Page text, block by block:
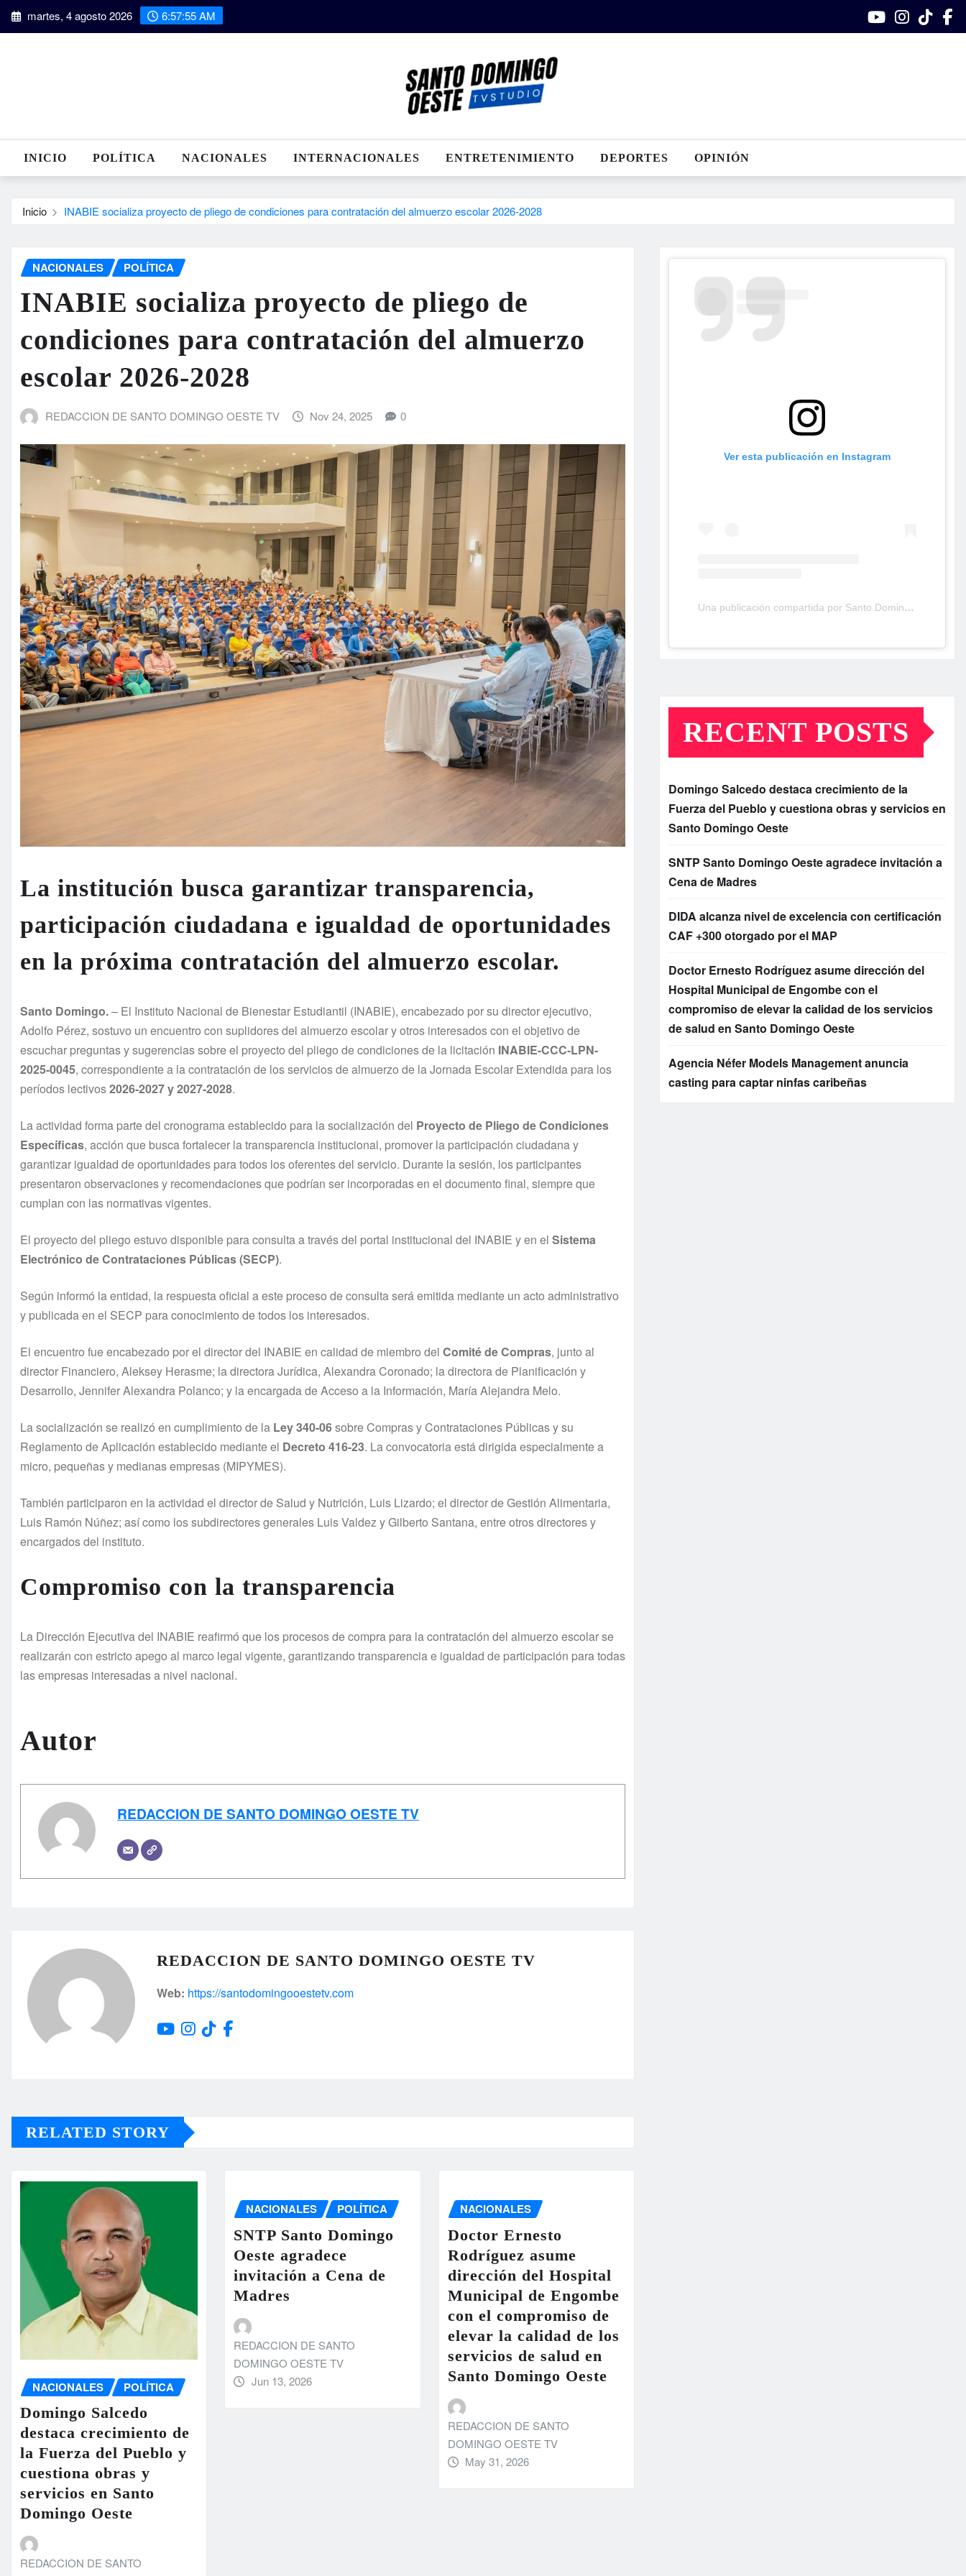
Saltar martes, 4 agosto 2026 6:57:56 AM
INICIO POLÍTICA NACIONALES INTERNACIONALES ENTRETENIMIENTO DEPORTES OPINIÓN
Inicio INABIE socializa proyecto de pliego de condiciones para contratación del almuerzo escolar 2026-2028
NACIONALES POLÍTICA
INABIE socializa proyecto de pliego de
condiciones para contratación del almuerzo
escolar 2026-2028
REDACCION DE SANTO DOMINGO OESTE TV Nov 24, 2025 0
La institución busca garantizar transparencia,
participación ciudadana e igualdad de oportunidades
en la próxima contratación del almuerzo escolar.
Santo Domingo.– El Instituto Nacional de Bienestar Estudiantil (INABIE), encabezado por su director ejecutivo,
Adolfo Pérez, sostuvo un encuentro con suplidores del almuerzo escolar y otros interesados con el objetivo de
escuchar preguntas y sugerencias sobre el proyecto del pliego de condiciones de la licitación INABIE-CCC-LPN-
2025-0045, correspondiente a la contratación de los servicios de almuerzo de la Jornada Escolar Extendida para los
períodos lectivos2026-2027 y 2027-2028.
La actividad forma parte del cronograma establecido para la socialización del Proyecto de Pliego de Condiciones
Específicas, acción que busca fortalecer la transparencia institucional, promover la participación ciudadana y
garantizar igualdad de oportunidades para todos los oferentes del servicio. Durante la sesión, los participantes
presentaron observaciones y recomendaciones que podrían ser incorporadas en el documento final, siempre que
cumplan con las normativas vigentes.
El proyecto del pliego estuvo disponible para consulta a través del portal institucional del INABIE y en el Sistema
Electrónico de Contrataciones Públicas (SECP).
Según informó la entidad, la respuesta oficial a este proceso de consulta será emitida mediante un acto administrativo
y publicada en el SECP para conocimiento de todos los interesados.
El encuentro fue encabezado por el director del INABIE en calidad de miembro del Comité de Compras, junto al
director Financiero, Aleksey Herasme; la directora Jurídica, Alexandra Coronado; la directora de Planificación y
Desarrollo, Jennifer Alexandra Polanco; y la encargada de Acceso a la Información, María Alejandra Melo.
La socialización se realizó en cumplimiento de la Ley 340-06sobre Compras y Contrataciones Públicas y su
Reglamento de Aplicación establecido mediante el Decreto 416-23. La convocatoria está dirigida especialmente a
micro, pequeñas y medianas empresas (MIPYMES).
También participaron en la actividad el director de Salud y Nutrición, Luis Lizardo; el director de Gestión Alimentaria,
Luis Ramón Núñez; así como los subdirectores generales Luis Valdez y Gilberto Santana, entre otros directores y
encargados del instituto.
Compromiso con la transparencia
La Dirección Ejecutiva del INABIE reafirmó que los procesos de compra para la contratación del almuerzo escolar se
realizarán con estricto apego al marco legal vigente, garantizando transparencia e igualdad de participación para todas
las empresas interesadas a nivel nacional.
Autor
REDACCION DE SANTO DOMINGO OESTE TV
REDACCION DE SANTO DOMINGO OESTE TV
Web: https://santodomingooestetv.com
RELATED STORY
NACIONALES POLÍTICA
Domingo Salcedo
destaca crecimiento de
la Fuerza del Pueblo y
cuestiona obras y
servicios en Santo
Domingo Oeste
REDACCION DE SANTO
NACIONALES POLÍTICA
SNTP Santo Domingo
Oeste agradece
invitación a Cena de
Madres
REDACCION DE SANTO
DOMINGO OESTE TV
Jun 13, 2026
NACIONALES
Doctor Ernesto
Rodríguez asume
dirección del Hospital
Municipal de Engombe
con el compromiso de
elevar la calidad de los
servicios de salud en
Santo Domingo Oeste
REDACCION DE SANTO
DOMINGO OESTE TV
May 31, 2026
Ver esta publicación en Instagram
Una publicación compartida por Santo Domingo Oeste TV (@santodomingooestetv)
RECENT POSTS
Domingo Salcedo destaca crecimiento de la
Fuerza del Pueblo y cuestiona obras y servicios en
Santo Domingo Oeste
SNTP Santo Domingo Oeste agradece invitación a
Cena de Madres
DIDA alcanza nivel de excelencia con certificación
CAF +300 otorgado por el MAP
Doctor Ernesto Rodríguez asume dirección del
Hospital Municipal de Engombe con el
compromiso de elevar la calidad de los servicios
de salud en Santo Domingo Oeste
Agencia Néfer Models Management anuncia
casting para captar ninfas caribeñas